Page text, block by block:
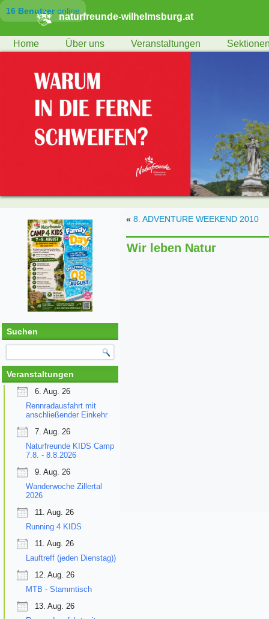
16 Benutzeronline
naturfreunde-wilhelmsburg.at
Home Über uns Veranstaltungen
Suchen
Veranstaltungen
6. Aug. 26
Rennradausfahrt mit
anschließender Einkehr
7. Aug. 26
Naturfreunde KIDS Camp
7.8. - 8.8.2026
9. Aug. 26
Wanderwoche Zillertal
2026
11. Aug. 26
Running 4 KIDS
11. Aug. 26
Lauftreff (jeden Dienstag))
12. Aug. 26
MTB - Stammtisch
13. Aug. 26
« 8. ADVENTURE WEEKEND 2010
Wir leben Natur